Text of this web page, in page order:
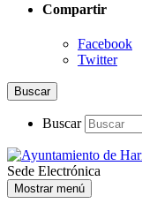
Compartir
Facebook
Twitter
Buscar
Buscar
Sede Electrónica
Mostrar menú